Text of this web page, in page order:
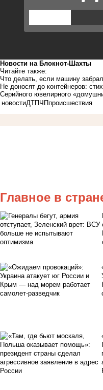
Новости на Блoкнoт-Шахты
Читайте также:
Что делать, если машину
Не доносят до контейнеров:
Серийного ювелирного
новостиДТП ЧПпроисшествия
Главное в